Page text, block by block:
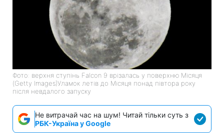
Фото: верхня ступінь Falcon 9 врізалась у поверхню Місяця
(Getty Images)Уламок летів до Місяця понад півтора року
після невдалого запуску
Не витрачай час на шум! Читай тільки суть з
РБК-Україна у Google